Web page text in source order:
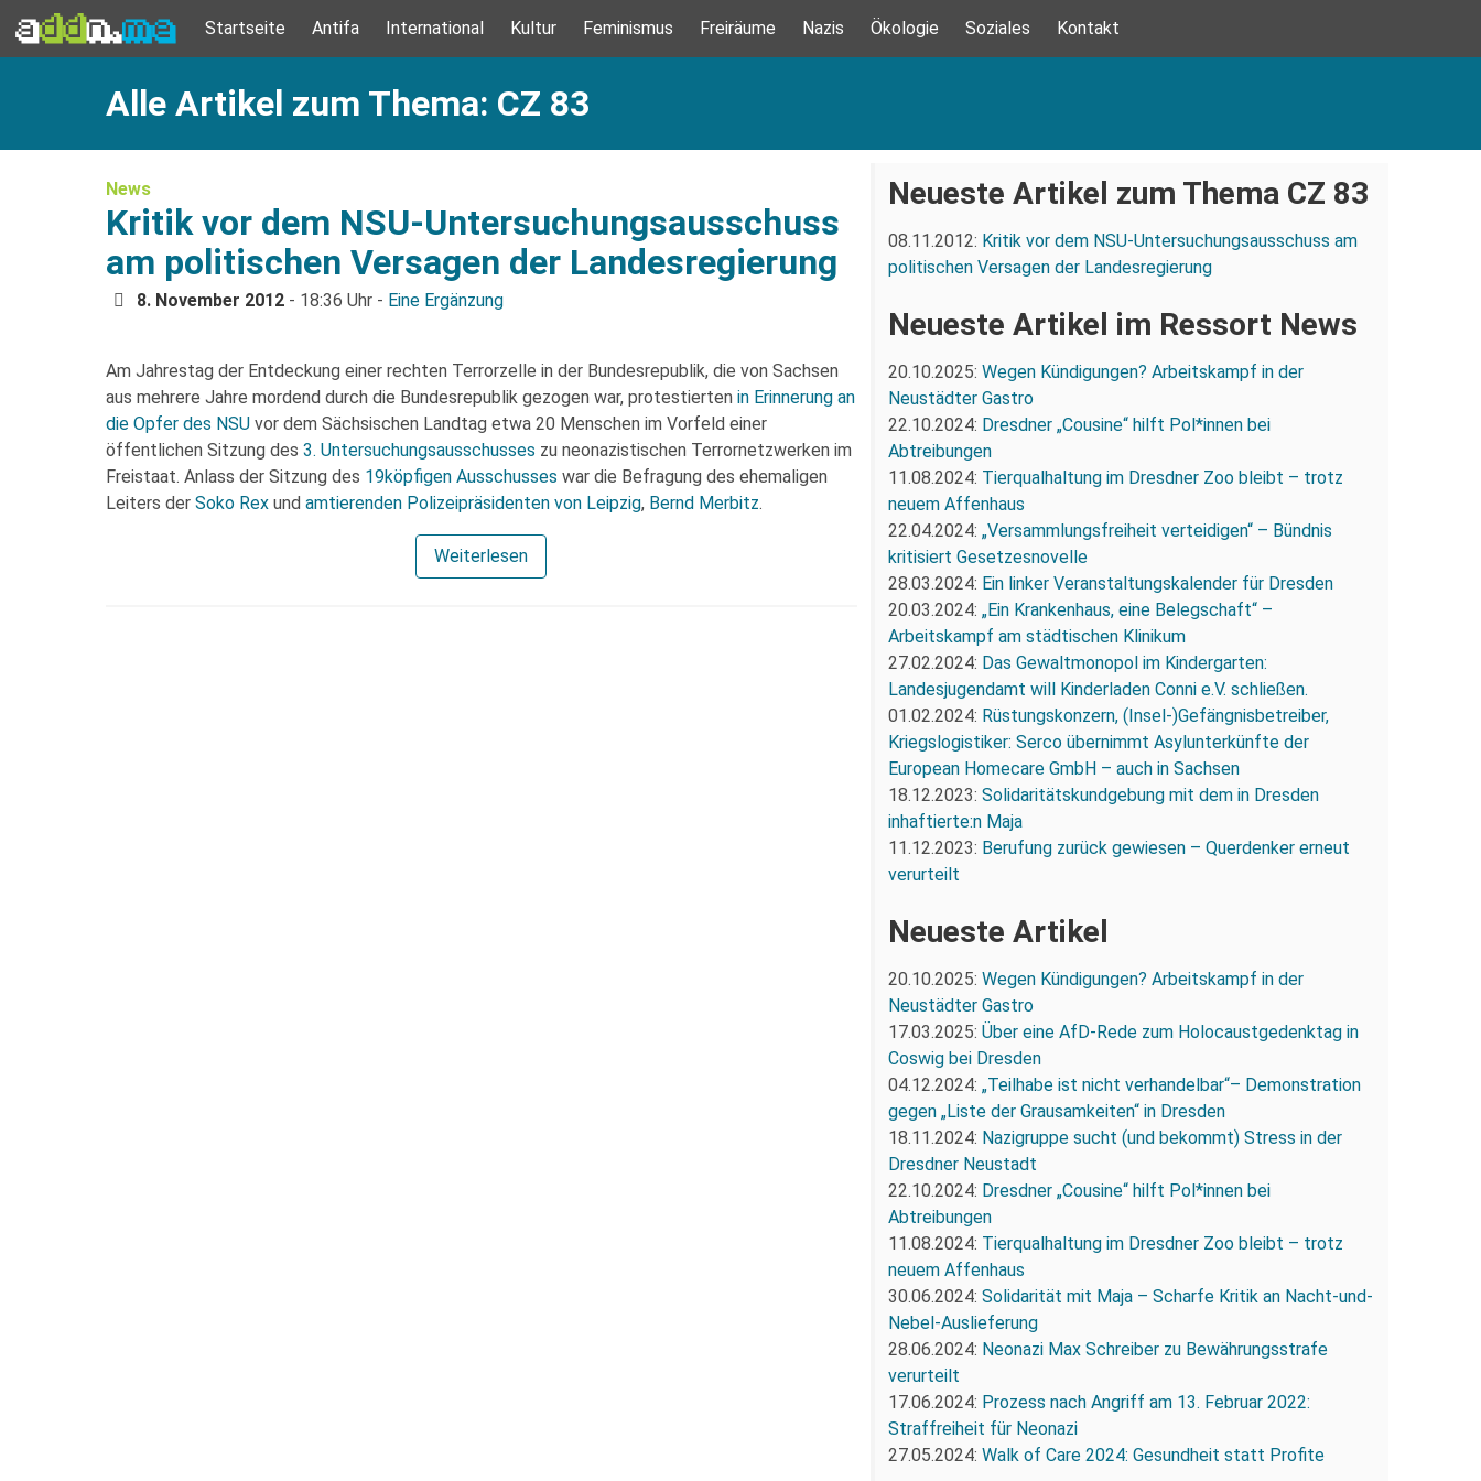
Startseite Antifa International Kultur Feminismus Freiräume Nazis Ökologie Soziales Kontakt
Alle Artikel zum Thema: CZ 83
News
Kritik vor dem NSU-Untersuchungsausschuss
am politischen Versagen der Landesregierung
8. November 2012 - 18:36 Uhr - Eine Ergänzung
Am Jahrestag der Entdeckung einer rechten Terrorzelle in der Bundesrepublik, die von Sachsen
aus mehrere Jahre mordend durch die Bundesrepublik gezogen war, protestierten in Erinnerung an
die Opfer des NSU vor dem Sächsischen Landtag etwa 20 Menschen im Vorfeld einer
öffentlichen Sitzung des 3. Untersuchungsausschusses zu neonazistischen Terrornetzwerken im
Freistaat. Anlass der Sitzung des 19köpfigen Ausschusses war die Befragung des ehemaligen
Leiters der Soko Rex und amtierenden Polizeipräsidenten von Leipzig, Bernd Merbitz.
Weiterlesen
Neueste Artikel zum Thema CZ 83
08.11.2012: Kritik vor dem NSU-Untersuchungsausschuss am
politischen Versagen der Landesregierung
Neueste Artikel im Ressort News
20.10.2025: Wegen Kündigungen? Arbeitskampf in der
Neustädter Gastro
22.10.2024: Dresdner „Cousine“ hilft Pol*innen bei
Abtreibungen
11.08.2024: Tierqualhaltung im Dresdner Zoo bleibt – trotz
neuem Affenhaus
22.04.2024: „Versammlungsfreiheit verteidigen“ – Bündnis
kritisiert Gesetzesnovelle
28.03.2024: Ein linker Veranstaltungskalender für Dresden
20.03.2024: „Ein Krankenhaus, eine Belegschaft“ –
Arbeitskampf am städtischen Klinikum
27.02.2024: Das Gewaltmonopol im Kindergarten:
Landesjugendamt will Kinderladen Conni e.V. schließen.
01.02.2024: Rüstungskonzern, (Insel-)Gefängnisbetreiber,
Kriegslogistiker: Serco übernimmt Asylunterkünfte der
European Homecare GmbH – auch in Sachsen
18.12.2023: Solidaritätskundgebung mit dem in Dresden
inhaftierte:n Maja
11.12.2023: Berufung zurück gewiesen – Querdenker erneut
verurteilt
Neueste Artikel
20.10.2025: Wegen Kündigungen? Arbeitskampf in der
Neustädter Gastro
17.03.2025: Über eine AfD-Rede zum Holocaustgedenktag in
Coswig bei Dresden
04.12.2024: „Teilhabe ist nicht verhandelbar“– Demonstration
gegen „Liste der Grausamkeiten“ in Dresden
18.11.2024: Nazigruppe sucht (und bekommt) Stress in der
Dresdner Neustadt
22.10.2024: Dresdner „Cousine“ hilft Pol*innen bei
Abtreibungen
11.08.2024: Tierqualhaltung im Dresdner Zoo bleibt – trotz
neuem Affenhaus
30.06.2024: Solidarität mit Maja – Scharfe Kritik an Nacht-und-
Nebel-Auslieferung
28.06.2024: Neonazi Max Schreiber zu Bewährungsstrafe
verurteilt
17.06.2024: Prozess nach Angriff am 13. Februar 2022:
Straffreiheit für Neonazi
27.05.2024: Walk of Care 2024: Gesundheit statt Profite